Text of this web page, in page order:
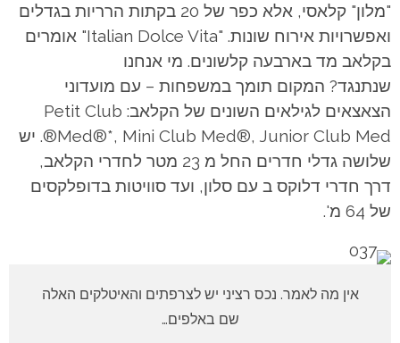
"מלון" קלאסי, אלא כפר של 20 בקתות הרריות בגדלים
ואפשרויות אירוח שונות. "Italian Dolce Vita" אומרים
בקלאב מד בארבעה קלשונים. מי אנחנו
שנתנגד? המקום תומך במשפחות – עם מועדוני
הצאצאים לגילאים השונים של הקלאב: Petit Club
Med®*, Mini Club Med®, Junior Club Med®. יש
שלושה גדלי חדרים החל מ 23 מטר לחדרי הקלאב,
דרך חדרי דלוקס ב עם סלון, ועד סוויטות בדופלקסים
של 64 מ'.
אין מה לאמר. נכס רציני יש לצרפתים והאיטלקים האלה
שם באלפים…